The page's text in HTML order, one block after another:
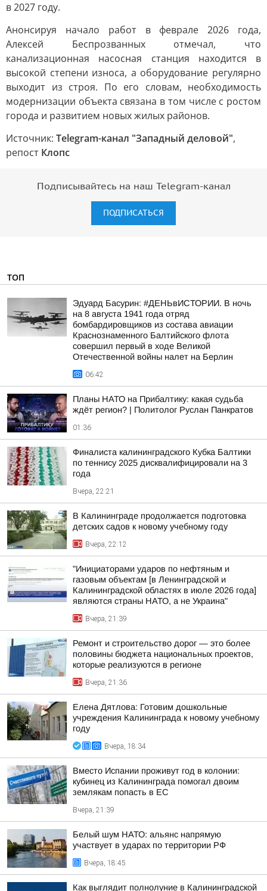
в 2027 году.
Анонсируя начало работ в феврале 2026 года,
Алексей Беспрозванных отмечал, что
канализационная насосная станция находится в
высокой степени износа, а оборудование регулярно
выходит из строя. По его словам, необходимость
модернизации объекта связана в том числе с ростом
города и развитием новых жилых районов.
Источник: Telegram-канал "Западный деловой",
репост Клопс
Подписывайтесь на наш Telegram-канал
ПОДПИСАТЬСЯ
ТОП
Эдуард Басурин: #ДЕНЬвИСТОРИИ. В ночь
на 8 августа 1941 года отряд
бомбардировщиков из состава авиации
Краснознаменного Балтийского флота
совершил первый в ходе Великой
Отечественной войны налет на Берлин
06:42
Планы НАТО на Прибалтику: какая судьба
ждёт регион? | Политолог Руслан Панкратов
01:36
Финалиста калининградского Кубка Балтики
по теннису 2025 дисквалифицировали на 3
года
Вчера, 22:21
В Калининграде продолжается подготовка
детских садов к новому учебному году
Вчера, 22:12
"Инициаторами ударов по нефтяным и
газовым объектам [в Ленинградской и
Калининградской областях в июле 2026 года]
являются страны НАТО, а не Украина"
Вчера, 21:39
Ремонт и строительство дорог — это более
половины бюджета национальных проектов,
которые реализуются в регионе
Вчера, 21:36
Елена Дятлова: Готовим дошкольные
учреждения Калининграда к новому учебному
году
Вчера, 18:34
Вместо Испании проживут год в колонии:
кубинец из Калининграда помогал двоим
землякам попасть в ЕС
Вчера, 21:39
Белый шум НАТО: альянс напрямую
участвует в ударах по территории РФ
Вчера, 18:45
Как выглядит полнолуние в Калининградской